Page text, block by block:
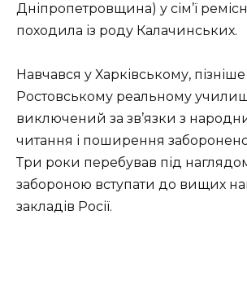
Дніпропетровщина) у сім’ї
походила із роду Калачинських.
Навчався у Харківському,
Ростовському реальному
виключений за зв’язки з
читання і поширення
Три роки перебував під наглядом
забороною вступати до вищих
закладів Росії.